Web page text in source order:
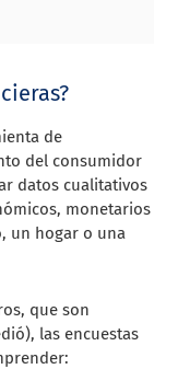
de
del consumidor
datos cualitativos
monetarios
un hogar o una
que son
las encuestas